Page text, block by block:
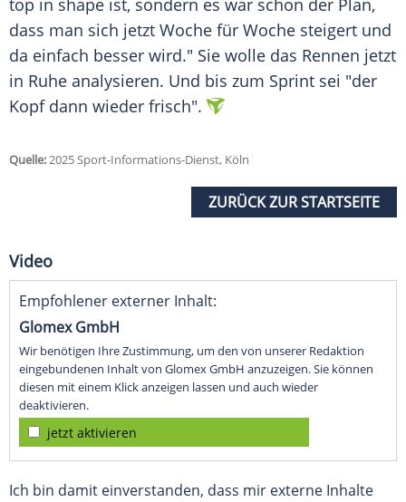
top in shape ist, sondern es war schon der Plan,
dass man sich jetzt Woche für Woche steigert und
da einfach besser wird." Sie wolle das Rennen jetzt
in Ruhe analysieren. Und bis zum Sprint sei "der
Kopf dann wieder frisch".
Quelle:2025 Sport-Informations-Dienst, Köln
ZURÜCK ZUR STARTSEITE
Video
Empfohlener externer Inhalt:
Glomex GmbH
Wir benötigen Ihre Zustimmung, um den von unserer Redaktion
eingebundenen Inhalt von Glomex GmbH anzuzeigen. Sie können
diesen mit einem Klick anzeigen lassen und auch wieder
deaktivieren.
jetzt aktivieren
Ich bin damit einverstanden, dass mir externe Inhalte